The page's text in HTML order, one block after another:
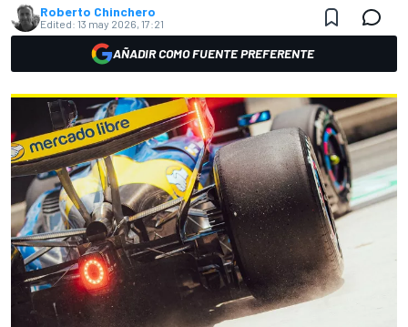
Roberto Chinchero
Edited: 13 may 2026, 17:21
AÑADIR COMO FUENTE PREFERENTE